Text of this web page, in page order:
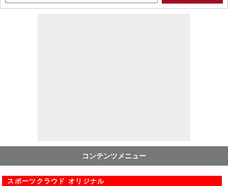
コンテンツメニュー
スポーツクラウド オリジナル